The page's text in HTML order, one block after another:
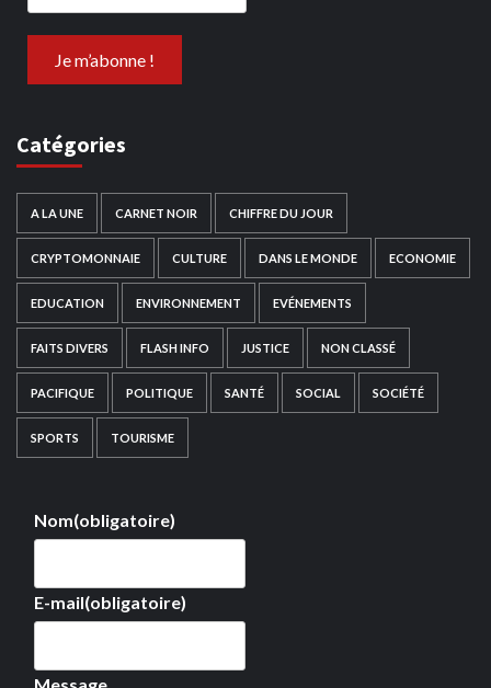
Catégories
A LA UNE CARNET NOIR CHIFFRE DU JOUR
CRYPTOMONNAIE CULTURE DANS LE MONDE ECONOMIE
EDUCATION ENVIRONNEMENT EVÉNEMENTS
FAITS DIVERS FLASH INFO JUSTICE NON CLASSÉ
PACIFIQUE POLITIQUE SANTÉ SOCIAL SOCIÉTÉ
SPORTS TOURISME
Nom(obligatoire)
E-mail(obligatoire)